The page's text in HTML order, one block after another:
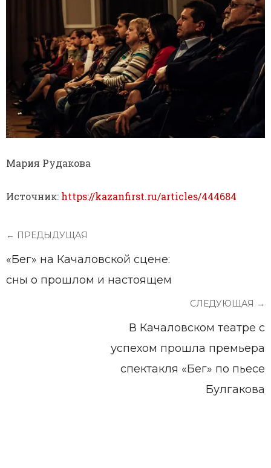
Мария Рудакова
Источник: https://kazanfirst.ru/articles/444684
← ПРЕДЫДУЩАЯ
«Бег» на Качаловской сцене:
сны о прошлом и настоящем
СЛЕДУЮЩАЯ →
В Качаловском театре с
успехом прошла премьера
спектакля «Бег» по пьесе
Булгакова